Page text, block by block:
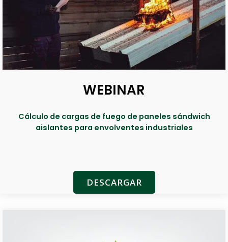
WEBINAR
Cálculo de cargas de fuego de paneles sándwich
aislantes para envolventes industriales
DESCARGAR